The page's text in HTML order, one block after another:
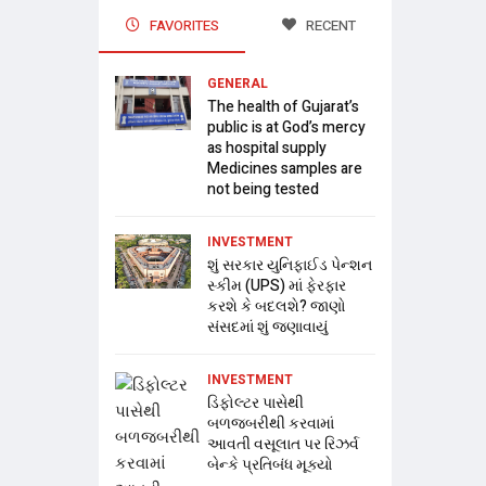
FAVORITES RECENT
GENERAL
The health of Gujarat’s
public is at God’s mercy
as hospital supply
Medicines samples are
not being tested
INVESTMENT
શું સરકાર યુનિફાઈડ પેન્શન
સ્કીમ (UPS) માં ફેરફાર
કરશે કે બદલશે? જાણો
સંસદમાં શું જણાવાયું
INVESTMENT
ડિફોલ્ટર પાસેથી
બળજબરીથી કરવામાં
આવતી વસૂલાત પર રિઝર્વ
બેન્કે પ્રતિબંધ મૂક્યો